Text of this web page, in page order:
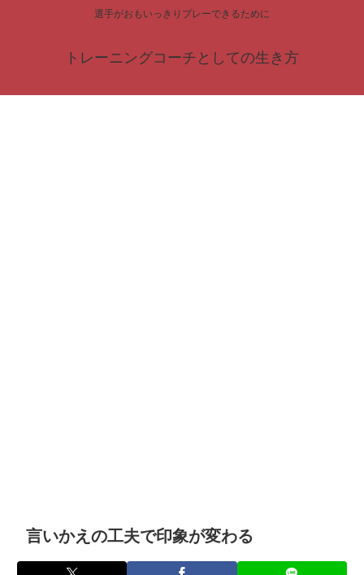
選手がおもいっきりプレーできるために
トレーニングコーチとしての生き方
言いかえの工夫で印象が変わる